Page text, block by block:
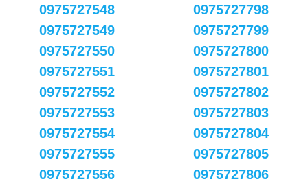
0975727548
0975727549
0975727550
0975727551
0975727552
0975727553
0975727554
0975727555
0975727556
0975727798
0975727799
0975727800
0975727801
0975727802
0975727803
0975727804
0975727805
0975727806